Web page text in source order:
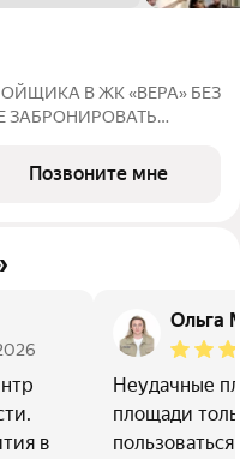
В ЖК «ВЕРА» БЕЗ
ПО СЕМЕЙНОЙ
Позвоните мне
в
Ольга
Неудачные
площади